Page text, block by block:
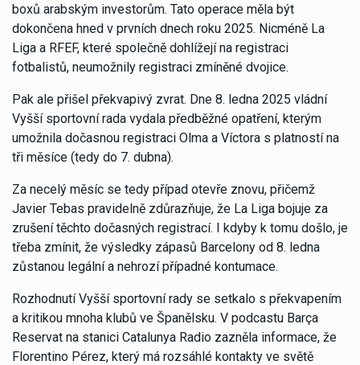
boxů arabským investorům. Tato operace měla být
dokončena hned v prvních dnech roku 2025. Nicméně La
Liga a RFEF, které společně dohlížejí na registraci
fotbalistů, neumožnily registraci zmíněné dvojice.
Pak ale přišel překvapivý zvrat. Dne 8. ledna 2025 vládní
Vyšší sportovní rada vydala předběžné opatření, kterým
umožnila dočasnou registraci Olma a Víctora s platností na
tři měsíce (tedy do 7. dubna).
Za necelý měsíc se tedy případ otevře znovu, přičemž
Javier Tebas pravidelně zdůrazňuje, že La Liga bojuje za
zrušení těchto dočasných registrací. I kdyby k tomu došlo, je
třeba zmínit, že výsledky zápasů Barcelony od 8. ledna
zůstanou legální a nehrozí případné kontumace.
Rozhodnutí Vyšší sportovní rady se setkalo s překvapením
a kritikou mnoha klubů ve Španělsku. V podcastu Barça
Reservat na stanici Catalunya Radio zazněla informace, že
Florentino Pérez, který má rozsáhlé kontakty ve světě